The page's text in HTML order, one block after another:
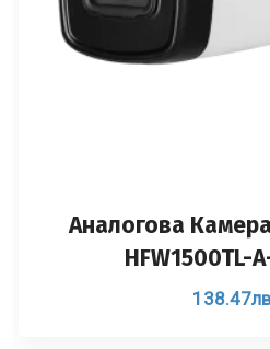
Аналоговa
HFW1500TL-
138.47